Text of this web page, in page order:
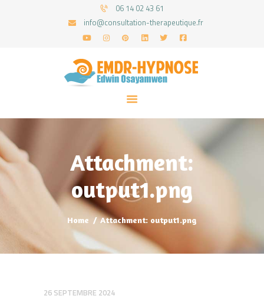
06 14 02 43 61
info@consultation-therapeutique.fr
Attachment:
output1.png
Home Attachment: output1.png
ACCUEIL
MON APPROCHE
ARTICLES
CONSULTATIONS
PRENEZ UN RDV
26 SEPTEMBRE 2024